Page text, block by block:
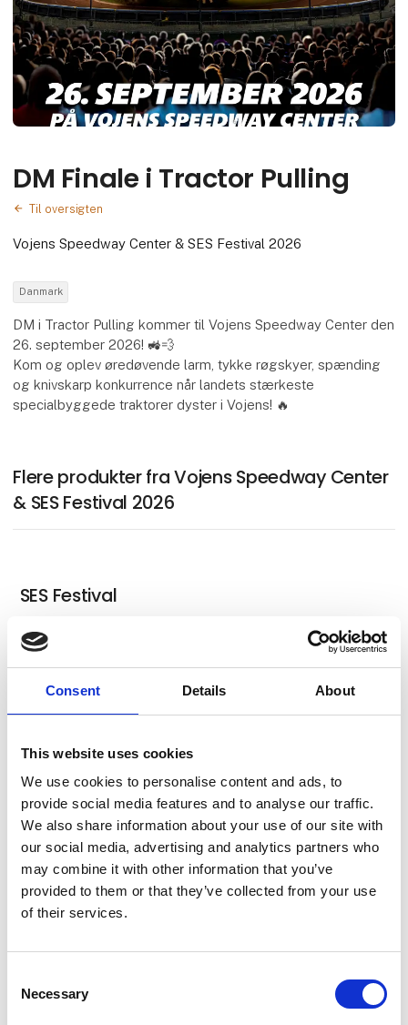
Consent Details About
This website uses cookies
We use cookies to personalise content and ads, to
provide social media features and to analyse our traffic.
We also share information about your use of our site with
our social media, advertising and analytics partners who
may combine it with other information that you’ve
provided to them or that they’ve collected from your use
of their services.
Selection
Necessary
DM Finale i Tractor Pulling
Til oversigten
Vojens Speedway Center & SES Festival 2026
Danmark
DM i Tractor Pulling kommer til Vojens Speedway Center den
26. september 2026! 🚜💨
Kom og oplev øredøvende larm, tykke røgskyer, spænding
og knivskarp konkurrence når landets stærkeste
specialbyggede traktorer dyster i Vojens! 🔥
Flere produkter fra Vojens Speedway Center
& SES Festival 2026
SES Festival
Deluxe Homeart FIM Speedway Grand
Prix of Denmark
SES - Sønderjylland Elite Speedway